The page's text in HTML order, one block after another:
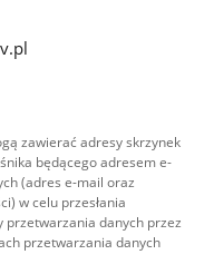
zawierać adresy skrzynek
będącego adresem e-
(adres e-mail oraz
w celu przesłania
przetwarzania danych przez
przetwarzania danych